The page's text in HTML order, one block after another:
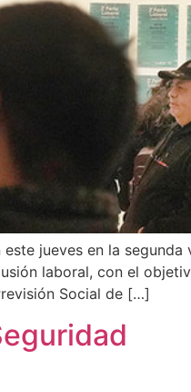
jueves en la
laboral, con el
Social de […]